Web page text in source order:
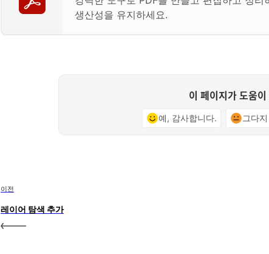
생산성을 유지하세요.
이 페이지가 도움
예, 감사합니다. 그다
이전
레이어 탐색 추가